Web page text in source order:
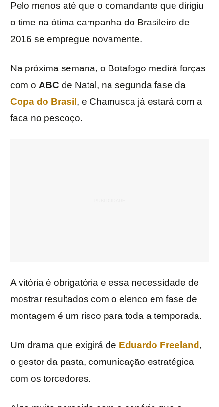
Pelo menos até que o comandante que dirigiu
o time na ótima campanha do Brasileiro de
2016 se empregue novamente.
Na próxima semana, o Botafogo medirá forças
com o ABC de Natal, na segunda fase da
Copa do Brasil , e Chamusca já estará com a
faca no pescoço.
A vitória é obrigatória e essa necessidade de
mostrar resultados com o elenco em fase de
montagem é um risco para toda a temporada.
Um drama que exigirá de Eduardo Freeland ,
o gestor da pasta, comunicação estratégica
com os torcedores.